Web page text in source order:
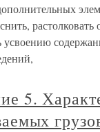
растолковать
усвоению
5.